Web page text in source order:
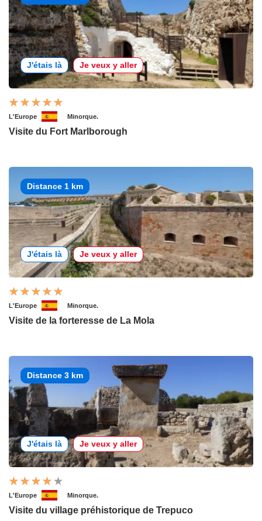
J'étais là Je veux y aller
L'Europe Minorque.
Visite du Fort Marlborough
Distance 1 km
J'étais là Je veux y aller
L'Europe Minorque.
Visite de la forteresse de La Mola
Distance 3 km
J'étais là Je veux y aller
L'Europe Minorque.
Visite du village préhistorique de Trepuco